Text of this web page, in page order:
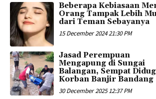
Beberapa Kebiasaan
Orang Tampak Lebih
dari Teman Sebayanya
15 December 2024 21:30 PM
Jasad Perempuan
Mengapung di Sungai
Balangan, Sempat
Korban Banjir Bandang
30 December 2025 12:37 PM